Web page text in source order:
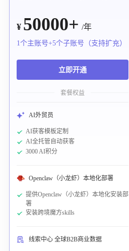
¥ 50000+ /年
1个主账号+5个子账号（支持扩充）
立即开通
套餐权益
AI外贸员
AI获客模板定制
AI全托管自动获客
3000 AI积分
Openclaw（小龙虾）本地化部署
提供Openclaw（小龙虾）本地化安装部
署
安装跨境魔方skills
线索中心 全球B2B商业数据